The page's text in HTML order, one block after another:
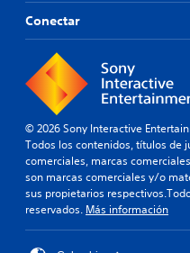
Conectar
© 2026 Sony Interactive
Todos los contenidos, títulos de
comerciales, marcas
son marcas comerciales y/o
sus propietarios
reservados. Más información